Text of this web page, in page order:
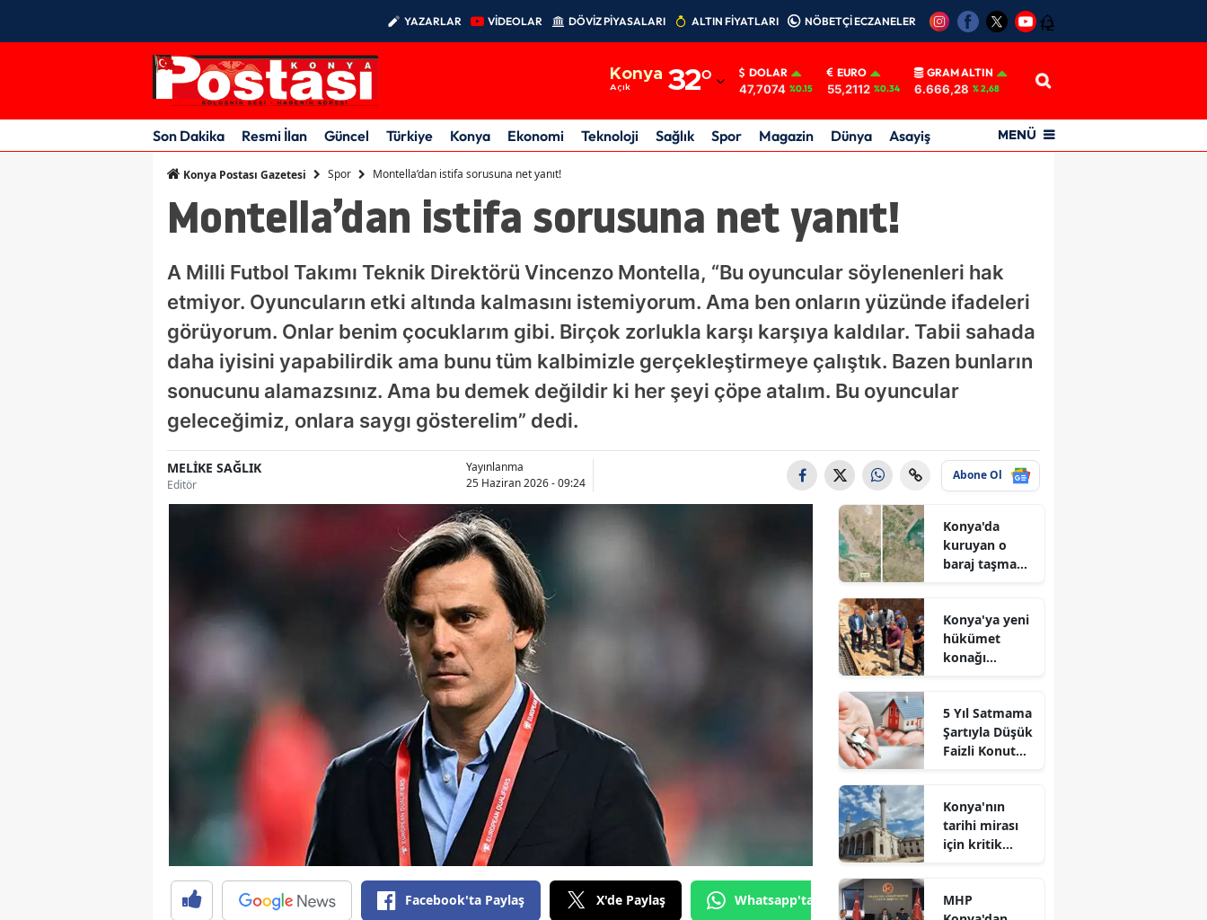
YAZARLAR VİDEOLAR DÖVİZ PİYASALARI ALTIN FİYATLARI NÖBETÇİ ECZANELER 12
Konya
Açık 32°
Adıyaman
Afyonkarahisar
Ankara
Antalya
Artvin
Balıkesir
Bolu
Denizli
Diyarbakır
Edirne
Elazığ
Erzincan
DOLAR
47,7074 %0.15
EURO
55,2112 %0.34
GRAM ALTIN
6.666,28 % 2,68
Son Dakika Resmi İlan Güncel Türkiye Konya Ekonomi Teknoloji Sağlık Spor Magazin Dünya Asayiş MENÜ
Konya Postası Gazetesi Spor Montella’dan istifa sorusuna net yanıt!
Montella’dan istifa sorusuna net yanıt!
A Milli Futbol Takımı Teknik Direktörü Vincenzo Montella, “Bu oyuncular söylenenleri hak
etmiyor. Oyuncuların etki altında kalmasını istemiyorum. Ama ben onların yüzünde ifadeleri
görüyorum. Onlar benim çocuklarım gibi. Birçok zorlukla karşı karşıya kaldılar. Tabii sahada
daha iyisini yapabilirdik ama bunu tüm kalbimizle gerçekleştirmeye çalıştık. Bazen bunların
sonucunu alamazsınız. Ama bu demek değildir ki her şeyi çöpe atalım. Bu oyuncular
geleceğimiz, onlara saygı gösterelim” dedi.
MELİKE SAĞLIK
Editör
Yayınlanma
25 Haziran 2026 - 09:24
Abone Ol
Facebook'ta Paylaş X'de Paylaş Whatsapp'tan Gönder
Konya'da
kuruyan o
baraj taşma
Konya'ya yeni
hükümet
konağı
5 Yıl Satmama
Şartıyla Düşük
Faizli Konut
Konya'nın
tarihi mirası
için kritik
açıklandı
MHP